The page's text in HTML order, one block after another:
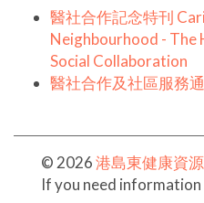
醫社合作記念特刊
Neighbourhood - The
Social Collaboration
醫社合作及社區服務
© 2026港島東健康資
If you need information